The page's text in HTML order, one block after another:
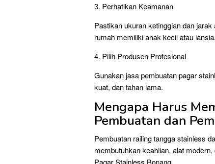
3. Perhatikan Keamanan
Pastikan ukuran ketinggian dan
rumah memiliki anak kecil atau lansia.
4. Pilih Produsen Profesional
Gunakan jasa pembuatan pagar
kuat, dan tahan lama.
Mengapa Harus
Pembuatan dan
Pembuatan railing tangga stainless
membutuhkan keahlian, alat
Pagar Stainless Bonang